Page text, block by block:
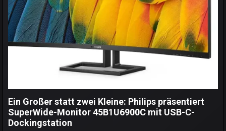
Ein Großer statt zwei Kleine: Philips präsentiert
SuperWide-Monitor 45B1U6900C mit USB-C-
Dockingstation